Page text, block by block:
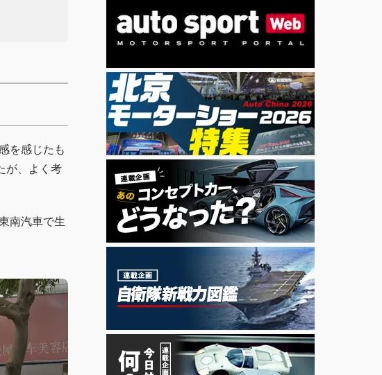
を感じたも
が、よく考
南汽車で生